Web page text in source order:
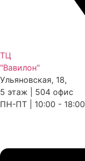
ТЦ
"Вавилон"
Ульяновская, 18,
5 этаж | 504 офис
ПН-ПТ | 10:00 - 18:00